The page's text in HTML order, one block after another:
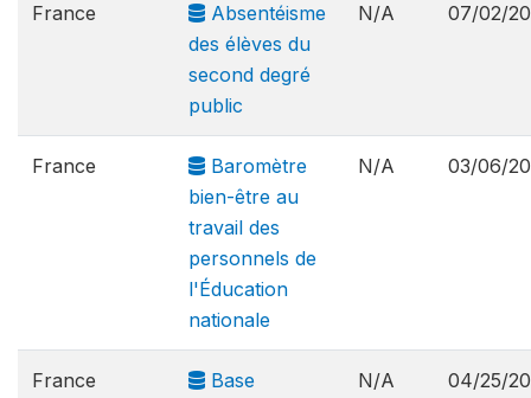
France
Absentéisme
des élèves du
second degré
public
N/A 07/02/
France
Baromètre
bien-être au
travail des
personnels de
l'Éducation
nationale
N/A 03/06/
France
Base
N/A 04/25/